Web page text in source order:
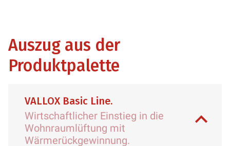
Auszug aus der
Produktpalette
VALLOX Basic Line.
Wirtschaftlicher Einstieg in die
Wohnraumlüftung mit
Wärmerückgewinnung.